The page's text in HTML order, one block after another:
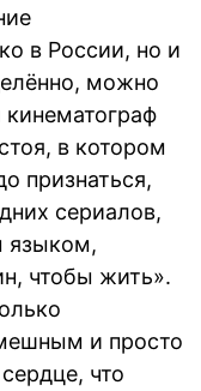
в России, но и
можно
кинематограф
в котором
признаться,
сериалов,
языком,
чтобы жить».
и просто
что